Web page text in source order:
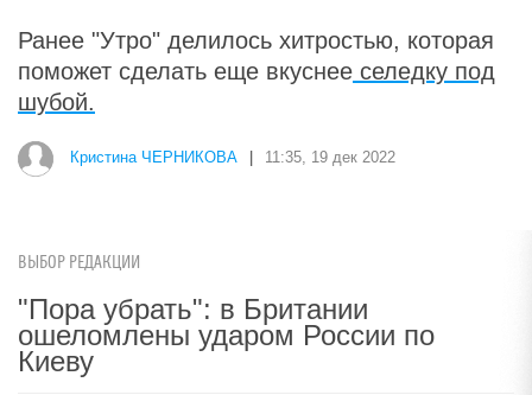
Ранее "Утро" делилось хитростью, которая
поможет сделать еще вкуснее селедку под
шубой.
Кристина ЧЕРНИКОВА 11:35, 19 дек 2022
ВЫБОР РЕДАКЦИИ
"Пора убрать": в Британии
ошеломлены ударом России по
Киеву